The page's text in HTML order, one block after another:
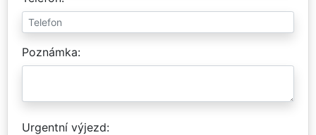
Poznámka
Urgentní výjezd